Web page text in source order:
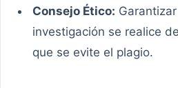
Consejo Ético:
investigación se realice
que se evite el plagio.